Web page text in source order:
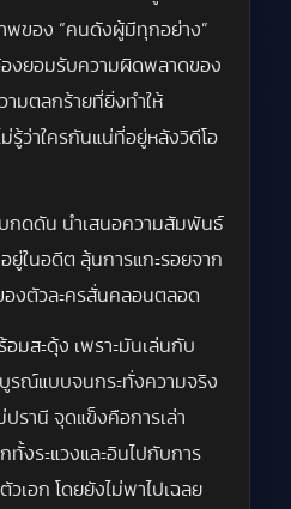
าพของ “คนดังผู้มีทุกอย่าง”
งยอมรับความผิดพลาดของ
มตลกร้ายที่ยิ่งทำให้
รู้ว่าใครกันแน่ที่อยู่หลังวิดีโอ
กดดัน นำเสนอความสัมพันธ์
ในอดีต ลุ้นการแกะรอยจาก
องตัวละครสั่นคลอนตลอด
อมสะดุ้ง เพราะมันเล่นกับ
ณ์แบบจนกระทั่งความจริง
รานี จุดแข็งคือการเล่า
งระแวงและอินไปกับการ
เอก โดยยังไม่พาไปเฉลย